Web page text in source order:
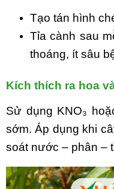
Tạo tán hình
Tỉa cành sau
thoáng, ít sâu
Kích thích ra hoa
Sử dụng KNO₃
sớm. Áp dụng khi
soát nước – phân –